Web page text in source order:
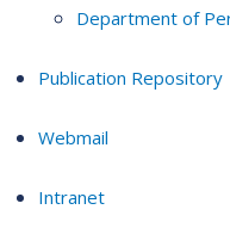
Department of
Publication Repository
Webmail
Intranet